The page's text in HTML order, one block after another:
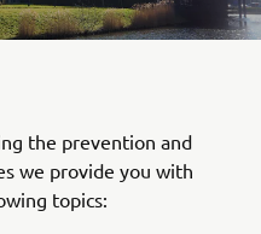
the prevention and
we provide you with
topics: